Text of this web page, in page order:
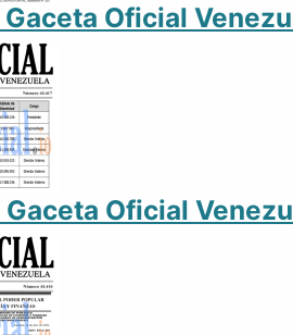
Oficial
Oficial